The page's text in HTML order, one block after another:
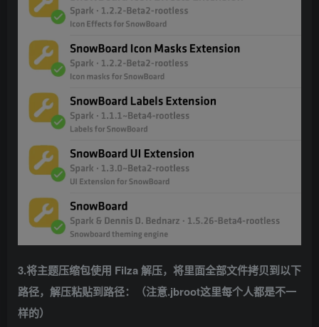
3.将主题压缩包使用 Filza 解压，将里面全部文件拷贝到以下
路径，解压粘贴到路径：（注意.jbroot这里每个人都是不一
样的）